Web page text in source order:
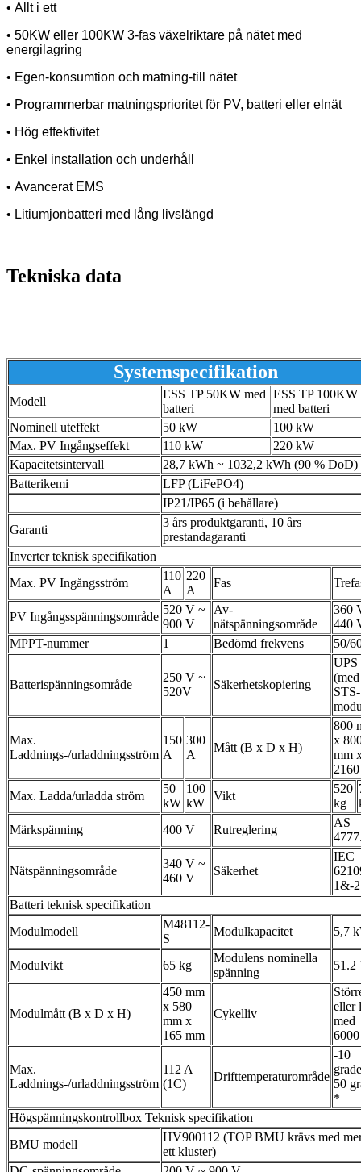
• Allt i ett
• 50KW eller 100KW 3-fas växelriktare på nätet med
energilagring
• Egen-konsumtion och matning-till nätet
• Programmerbar matningsprioritet för PV, batteri eller elnät
• Hög effektivitet
• Enkel installation och underhåll
• Avancerat EMS
• Litiumjonbatteri med lång livslängd
Tekniska data
Systemspecifikation
Modell
ESS TP 50KW med
batteri
ESS TP 100KW
med batteri
Nominell uteffekt
50 kW
100 kW
Max. PV Ingångseffekt
110 kW
220 kW
Kapacitetsintervall
28,7 kWh ~ 1032,2 kWh (90 % DoD)
Batterikemi
LFP (LiFePO4)
IP21/IP65 (i behållare)
Garanti
3 års produktgaranti, 10 års
prestandagaranti
Inverter teknisk specifikation
Max. PV Ingångsström
110
A
220
A
Fas
PV Ingångsspänningsområde
520 V ~
900 V
Av-
nätspänningsområde
360
440
MPPT-nummer
1 Bedömd frekvens 50/
Batterispänningsområde
250 V ~
520V
Säkerhetskopiering
UPS
(med
STS-
Max.
Laddnings-/urladdningsström
150
A
300
A
Mått (B x D x H)
800
x
mm
Max. Ladda/urladda ström
50
kW
100
kW
Vikt
520
kg
Märkspänning
400 V Rutreglering
AS
Nätspänningsområde
340 V ~
460 V
Säkerhet
IEC
1&-2
Batteri teknisk specifikation
Modulmodell
M48112-
S
Modulkapacitet 5,7
Modulvikt 65 kg
Modulens nominella
spänning
51.2
Modulmått (B x D x H)
450 mm
x 580
mm x
165 mm
Cykelliv
eller
med
6000
Max.
Laddnings-/urladdningsström
112 A
(1C)
Drifttemperaturområde
-10
50
*
Högspänningskontrollbox Teknisk specifikation
BMU modell
HV900112 (TOP BMU krävs med
ett kluster)